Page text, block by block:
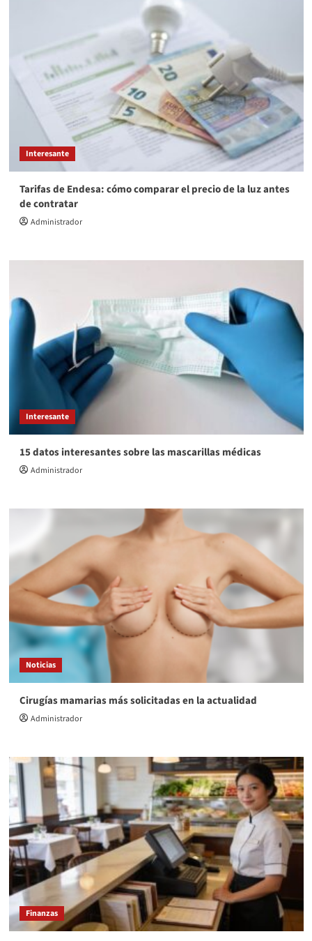
Interesante
Tarifas de Endesa: cómo comparar el precio de la luz antes
de contratar
Administrador
Interesante
15 datos interesantes sobre las mascarillas médicas
Administrador
Noticias
Cirugías mamarias más solicitadas en la actualidad
Administrador
Finanzas